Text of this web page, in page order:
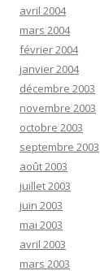
avril 2004
mars 2004
février 2004
janvier 2004
décembre 2003
novembre 2003
octobre 2003
septembre 2003
août 2003
juillet 2003
juin 2003
mai 2003
avril 2003
mars 2003